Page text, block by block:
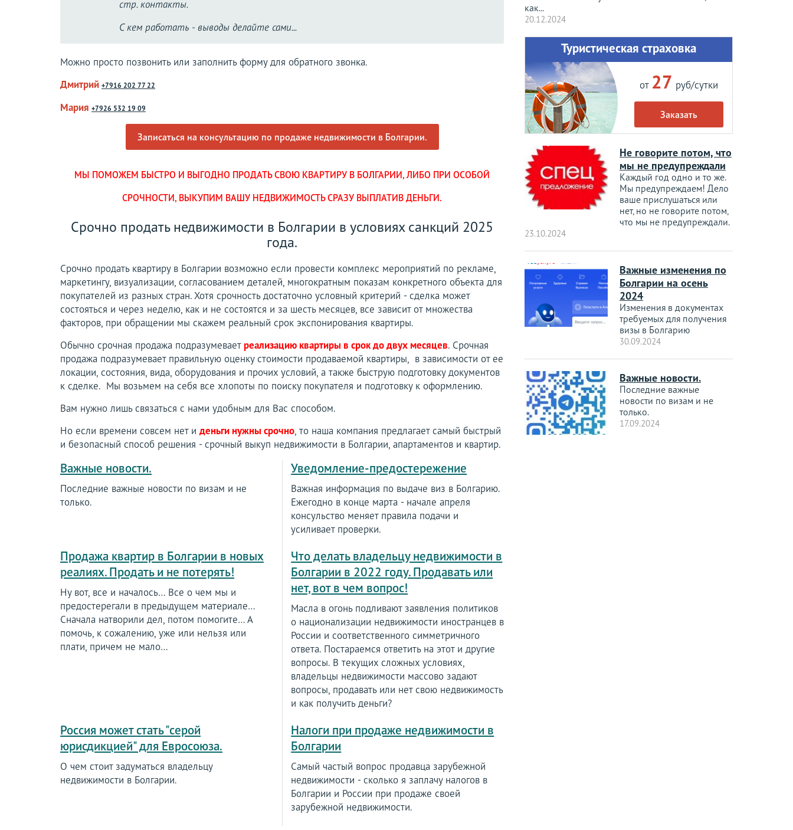
стр. контакты.
С кем работать - выводы делайте сами...
Можно просто позвонить или заполнить форму для обратного звонка.
Дмитрий +7916 202 77 22
Мария +7926 532 19 09
Записаться на консультацию по продаже недвижимости в Болгарии.
МЫ ПОМОЖЕМ БЫСТРО И ВЫГОДНО ПРОДАТЬ СВОЮ КВАРТИРУ В БОЛГАРИИ, ЛИБО ПРИ ОСОБОЙ
СРОЧНОСТИ, ВЫКУПИМ ВАШУ НЕДВИЖИМОСТЬ СРАЗУ ВЫПЛАТИВ ДЕНЬГИ.
Срочно продать недвижимости в Болгарии в условиях санкций 2025
года.
Срочно продать квартиру в Болгарии возможно если провести комплекс мероприятий по рекламе,
маркетингу, визуализации, согласованием деталей, многократным показам конкретного объекта для
покупателей из разных стран. Хотя срочность достаточно условный критерий - сделка может
состояться и через неделю, как и не состоятся и за шесть месяцев, все зависит от множества
факторов, при обращении мы скажем реальный срок экспонирования квартиры.
Обычно срочная продажа подразумевает реализацию квартиры в срок до двух месяцев. Срочная
продажа подразумевает правильную оценку стоимости продаваемой квартиры, в зависимости от ее
локации, состояния, вида, оборудования и прочих условий, а также быструю подготовку документов
к сделке. Мы возьмем на себя все хлопоты по поиску покупателя и подготовку к оформлению.
Вам нужно лишь связаться с нами удобным для Вас способом.
Но если времени совсем нет и деньги нужны срочно, то наша компания предлагает самый быстрый
и безопасный способ решения - срочный выкуп недвижимости в Болгарии, апартаментов и квартир.
Важные новости.
Последние важные новости по визам и не
только.
Уведомление-предостережение
Важная информация по выдаче виз в Болгарию.
Ежегодно в конце марта - начале апреля
консульство меняет правила подачи и
усиливает проверки.
Продажа квартир в Болгарии в новых
реалиях. Продать и не потерять!
Ну вот, все и началось… Все о чем мы и
предостерегали в предыдущем материале…
Сначала натворили дел, потом помогите… А
помочь, к сожалению, уже или нельзя или
плати, причем не мало…
Что делать владельцу недвижимости в
Болгарии в 2022 году. Продавать или
нет, вот в чем вопрос!
Масла в огонь подливают заявления политиков
о национализации недвижимости иностранцев в
России и соответственного симметричного
ответа. Постараемся ответить на этот и другие
вопросы. В текущих сложных условиях,
владельцы недвижимости массово задают
вопросы, продавать или нет свою недвижимость
и как получить деньги?
Россия может стать "серой
юрисдикцией" для Евросоюза.
О чем стоит задуматься владельцу
недвижимости в Болгарии.
Налоги при продаже недвижимости в
Болгарии
Самый частый вопрос продавца зарубежной
недвижимости - сколько я заплачу налогов в
Болгарии и России при продаже своей
зарубежной недвижимости.
как...
20.12.2024
Туристическая страховка
от 27 руб/сутки
Заказать
Не говорите потом, что
мы не предупреждали
Каждый год одно и то же.
Мы предупреждаем! Дело
ваше прислушаться или
нет, но не говорите потом,
что мы не предупреждали.
23.10.2024
Важные изменения по
Болгарии на осень
2024
Изменения в документах
требуемых для получения
визы в Болгарию
30.09.2024
Важные новости.
Последние важные
новости по визам и не
только.
17.09.2024